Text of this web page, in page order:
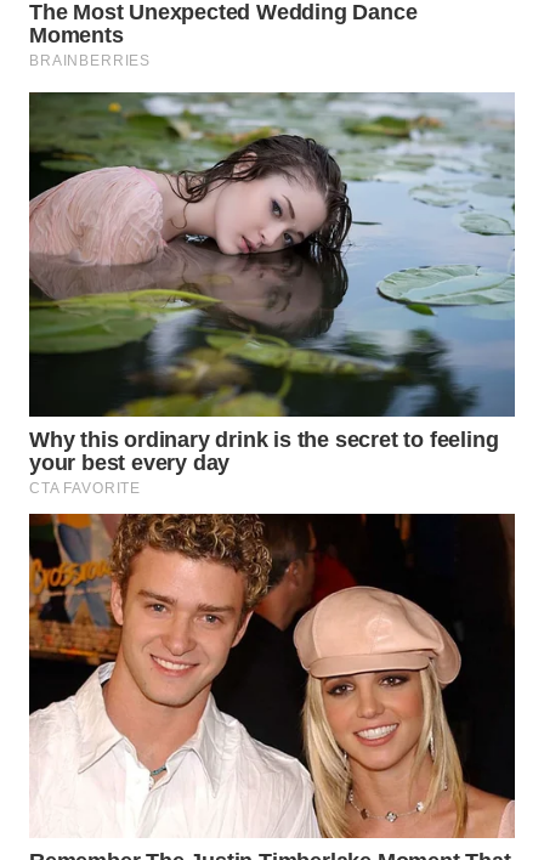
ID
WAHANANEWS
CO ID
WAHANANEWS
NET
WAHANA
SPORT
WAHANA
WAHANA
SELEB
WAHANA
PERSONA
WAHANA
OTOMOTIF
WAHANA
HEALTH
DESA